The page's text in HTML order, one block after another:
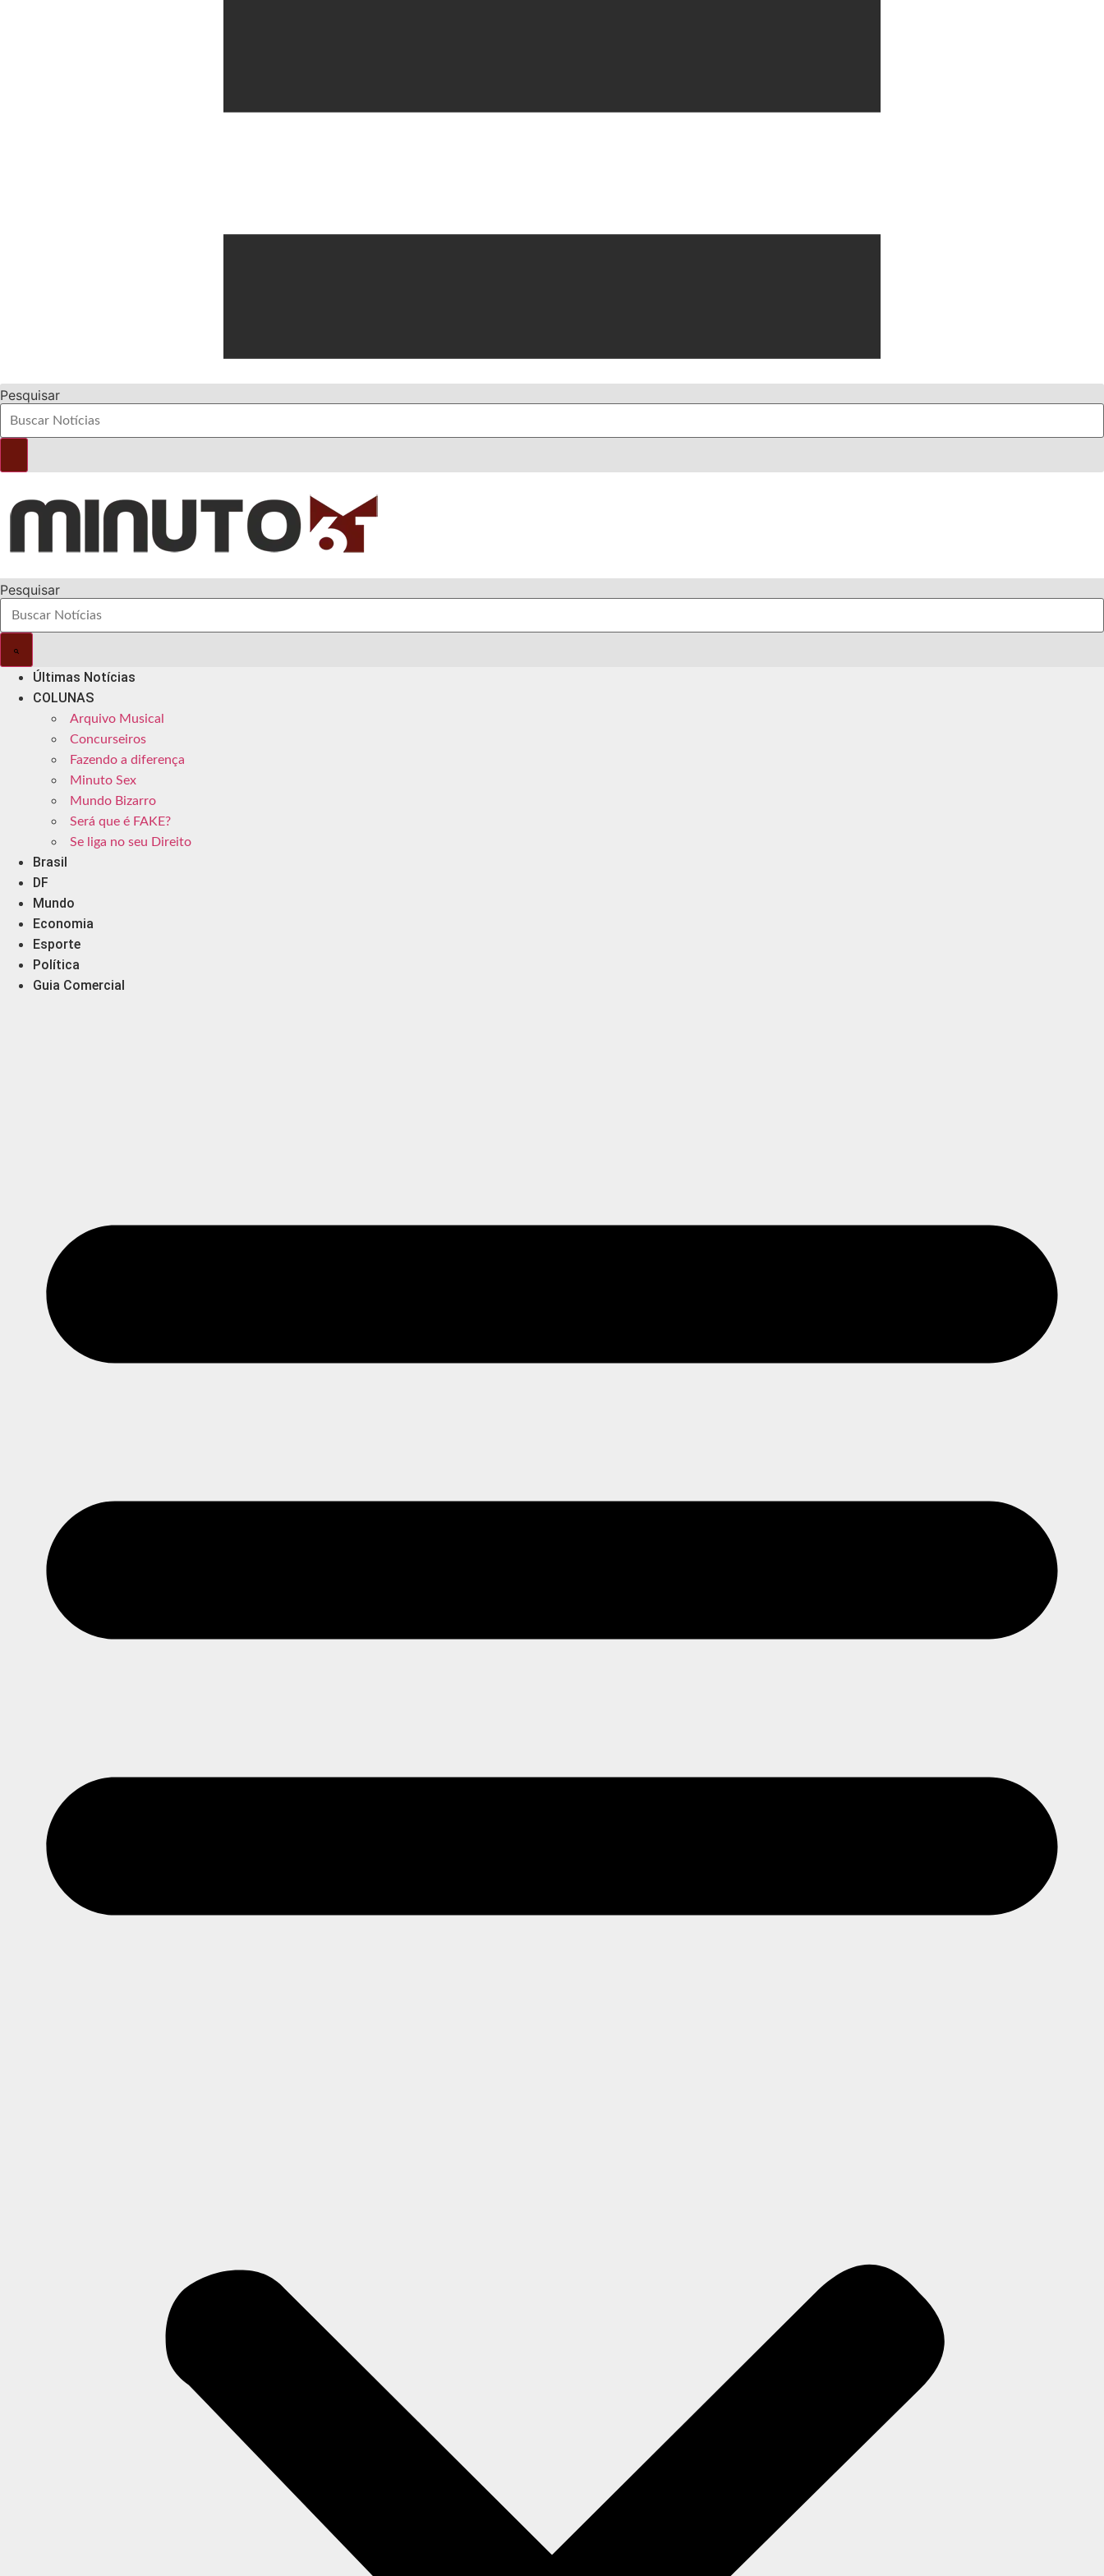
Pesquisar
Pesquisar
Últimas Notícias
COLUNAS
Arquivo Musical
Concurseiros
Fazendo a diferença
Minuto Sex
Mundo Bizarro
Será que é FAKE?
Se liga no seu Direito
Brasil
DF
Mundo
Economia
Esporte
Política
Guia Comercial